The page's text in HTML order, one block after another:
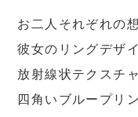
お二人それぞれの
彼女のリングデザ
放射線状テクスチ
四角いブループリ